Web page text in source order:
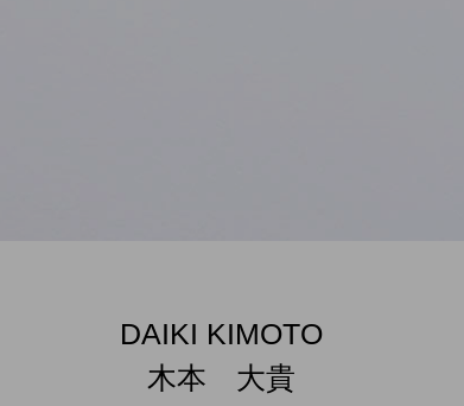
DAIKI KIMOTO
木本 大貴